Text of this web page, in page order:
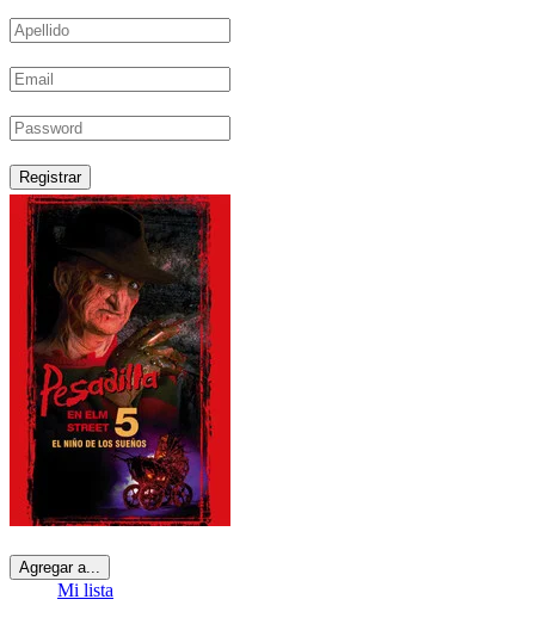
Registrar
Agregar a...
Mi lista